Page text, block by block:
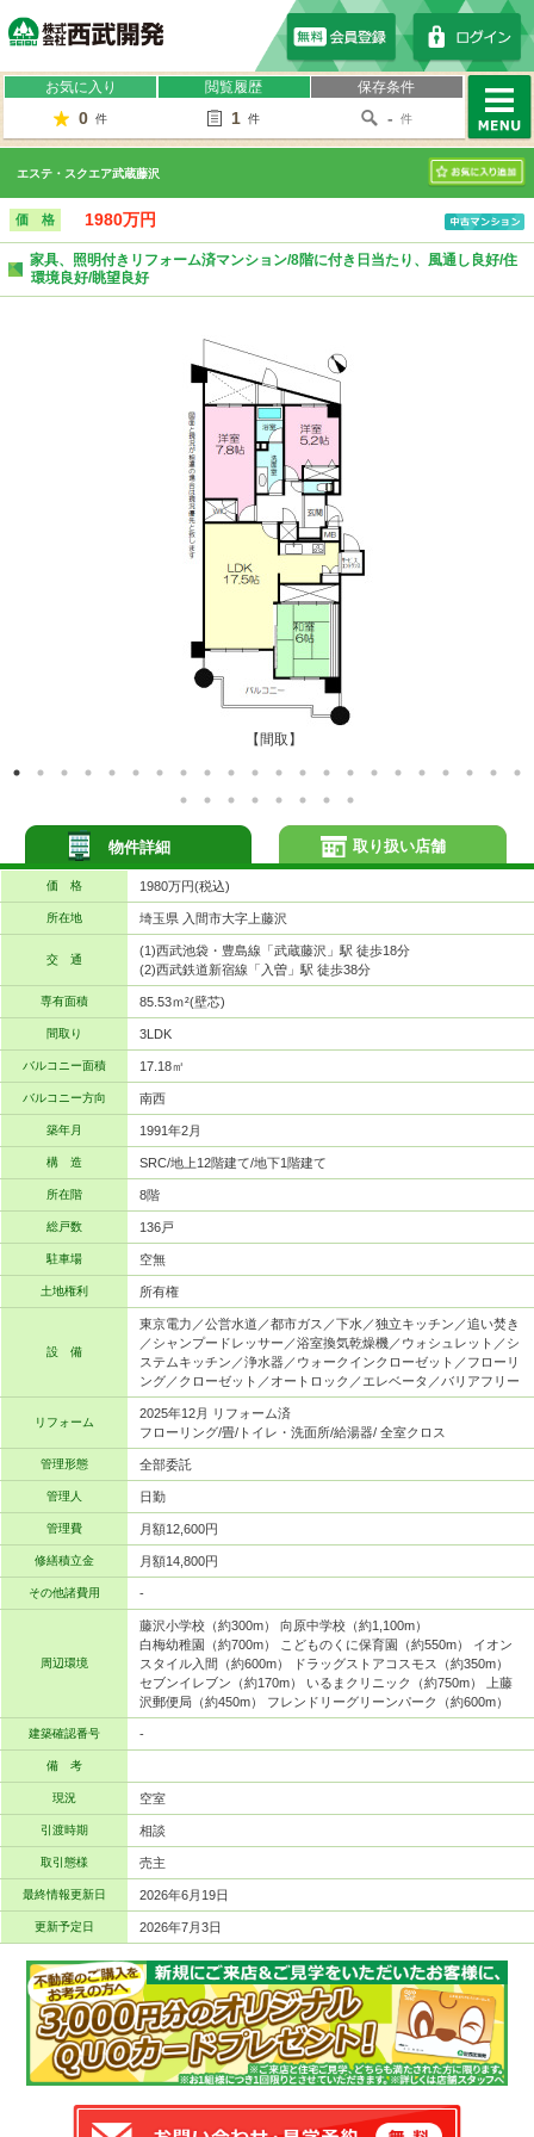
お気に入り
0 件
閲覧履歴
1 件
保存条件
- 件
MENU
エステ・スクエア武蔵藤沢
お気に入り
価 格 1980万円
家具、照明付きリフォーム済マンション/8階に付き日当たり、風通し良好/住
環境良好/眺望良好
【間取】
物件詳細
価 格 1980万円(税込)
所在地 埼玉県 入間市大字上藤沢
交 通
(1)西武池袋・豊島線「武蔵藤沢」駅 徒歩18分
(2)西武鉄道新宿線「入曽」駅 徒歩38分
専有面積 85.53ｍ²(壁芯)
間取り 3LDK
バルコニー面積 17.18㎡
バルコニー方向 南西
築年月 1991年2月
構 造 SRC/地上12階建て/地下1階建て
所在階 8階
総戸数 136戸
駐車場 空無
土地権利 所有権
設 備
東京電力／公営水道／都市ガス／下水／独立キッチン／追い焚き
／シャンプードレッサー／浴室換気乾燥機／ウォシュレット／シ
ステムキッチン／浄水器／ウォークインクローゼット／フローリ
ング／クローゼット／オートロック／エレベータ／バリアフリー
リフォーム
2025年12月 リフォーム済
フローリング/畳/トイレ・洗面所/給湯器/ 全室クロス
管理形態 全部委託
管理人 日勤
管理費 月額12,600円
修繕積立金 月額14,800円
その他諸費用 -
周辺環境
藤沢小学校（約300m） 向原中学校（約1,100m）
白梅幼稚園（約700m） こどものくに保育園（約550m） イオン
スタイル入間（約600m） ドラッグストアコスモス（約350m）
セブンイレブン（約170m） いるまクリニック（約750m） 上藤
沢郵便局（約450m） フレンドリーグリーンパーク（約600m）
建築確認番号 -
備 考
現況 空室
引渡時期 相談
取引態様 売主
最終情報更新日 2026年6月19日
更新予定日 2026年7月3日
取り扱い店舗